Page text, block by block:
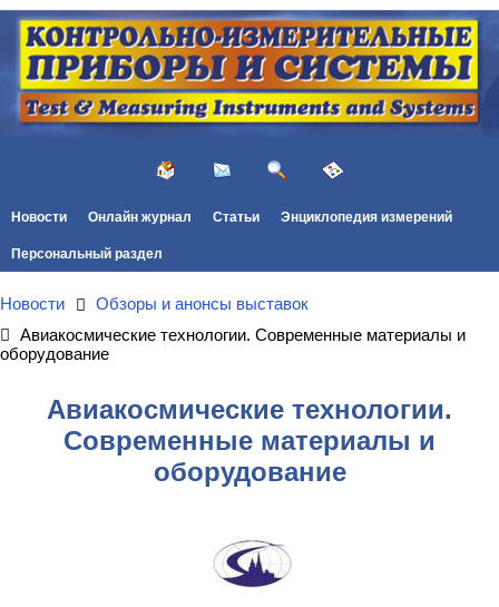
Новости Онлайн журнал Статьи Энциклопедия измерений
Персональный раздел
Новости
Обзоры и анонсы выставок
Авиакосмические технологии. Современные материалы и
оборудование
Авиакосмические технологии.
Современные материалы и
оборудование